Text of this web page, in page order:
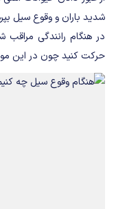
شدید باران و وقوع سیل
در هنگام رانندگی
حرکت کنید چون در این